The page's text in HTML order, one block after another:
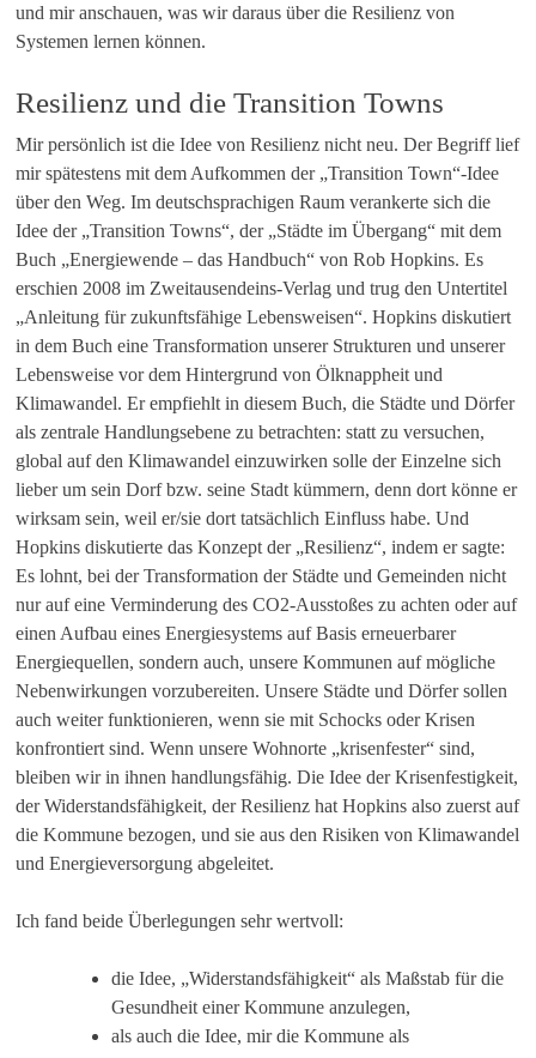
und mir anschauen, was wir daraus über die Resilienz von
Systemen lernen können.
Resilienz und die Transition Towns
Mir persönlich ist die Idee von Resilienz nicht neu. Der Begriff lief
mir spätestens mit dem Aufkommen der „Transition Town“-Idee
über den Weg. Im deutschsprachigen Raum verankerte sich die
Idee der „Transition Towns“, der „Städte im Übergang“ mit dem
Buch „Energiewende – das Handbuch“ von Rob Hopkins. Es
erschien 2008 im Zweitausendeins-Verlag und trug den Untertitel
„Anleitung für zukunftsfähige Lebensweisen“. Hopkins diskutiert
in dem Buch eine Transformation unserer Strukturen und unserer
Lebensweise vor dem Hintergrund von Ölknappheit und
Klimawandel. Er empfiehlt in diesem Buch, die Städte und Dörfer
als zentrale Handlungsebene zu betrachten: statt zu versuchen,
global auf den Klimawandel einzuwirken solle der Einzelne sich
lieber um sein Dorf bzw. seine Stadt kümmern, denn dort könne er
wirksam sein, weil er/sie dort tatsächlich Einfluss habe. Und
Hopkins diskutierte das Konzept der „Resilienz“, indem er sagte:
Es lohnt, bei der Transformation der Städte und Gemeinden nicht
nur auf eine Verminderung des CO2-Ausstoßes zu achten oder auf
einen Aufbau eines Energiesystems auf Basis erneuerbarer
Energiequellen, sondern auch, unsere Kommunen auf mögliche
Nebenwirkungen vorzubereiten. Unsere Städte und Dörfer sollen
auch weiter funktionieren, wenn sie mit Schocks oder Krisen
konfrontiert sind. Wenn unsere Wohnorte „krisenfester“ sind,
bleiben wir in ihnen handlungsfähig. Die Idee der Krisenfestigkeit,
der Widerstandsfähigkeit, der Resilienz hat Hopkins also zuerst auf
die Kommune bezogen, und sie aus den Risiken von Klimawandel
und Energieversorgung abgeleitet.
Ich fand beide Überlegungen sehr wertvoll:
die Idee, „Widerstandsfähigkeit“ als Maßstab für die
Gesundheit einer Kommune anzulegen,
als auch die Idee, mir die Kommune als